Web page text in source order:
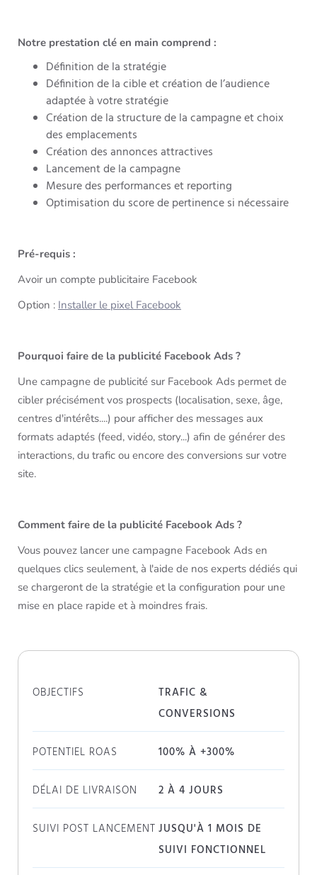
Notre prestation clé en main comprend :
Définition de la stratégie
Définition de la cible et création de l’audience
adaptée à votre stratégie
Création de la structure de la campagne et choix
des emplacements
Création des annonces attractives
Lancement de la campagne
Mesure des performances et reporting
Optimisation du score de pertinence si nécessaire
Pré-requis :
Avoir un compte publicitaire Facebook
Option : Installer le pixel Facebook
Pourquoi faire de la publicité Facebook Ads ?
Une campagne de publicité sur Facebook Ads permet de
cibler précisément vos prospects (localisation, sexe, âge,
centres d'intérêts....) pour afficher des messages aux
formats adaptés (feed, vidéo, story...) afin de générer des
interactions, du trafic ou encore des conversions sur votre
site.
Comment faire de la publicité Facebook Ads ?
Vous pouvez lancer une campagne Facebook Ads en
quelques clics seulement, à l'aide de nos experts dédiés qui
se chargeront de la stratégie et la configuration pour une
mise en place rapide et à moindres frais.
OBJECTIFS
TRAFIC &
CONVERSIONS
POTENTIEL ROAS 100% À +300%
DÉLAI DE LIVRAISON 2 À 4 JOURS
SUIVI POST LANCEMENT JUSQU'À 1 MOIS DE
SUIVI FONCTIONNEL